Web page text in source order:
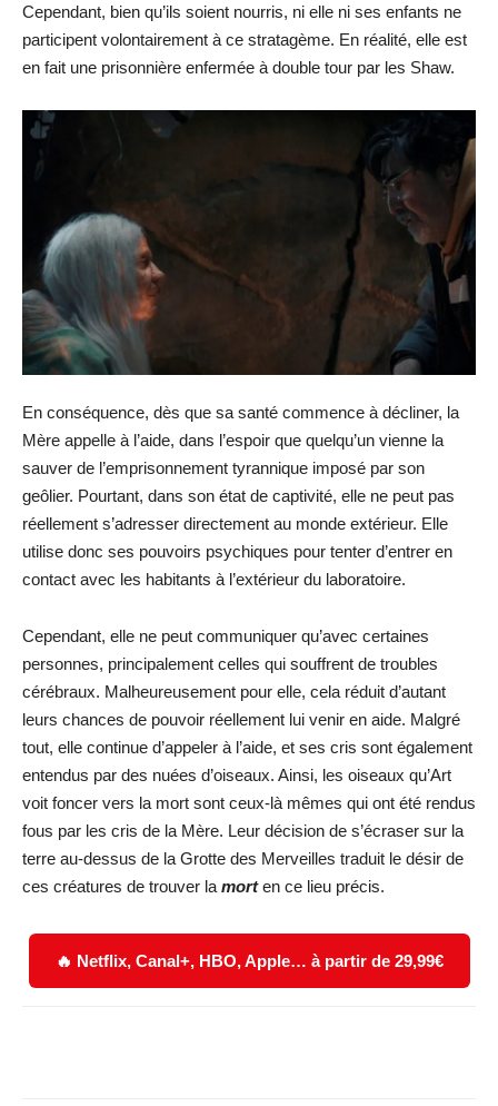
Cependant, bien qu’ils soient nourris, ni elle ni ses enfants ne
participent volontairement à ce stratagème. En réalité, elle est
en fait une prisonnière enfermée à double tour par les Shaw.
En conséquence, dès que sa santé commence à décliner, la
Mère appelle à l’aide, dans l’espoir que quelqu’un vienne la
sauver de l’emprisonnement tyrannique imposé par son
geôlier. Pourtant, dans son état de captivité, elle ne peut pas
réellement s’adresser directement au monde extérieur. Elle
utilise donc ses pouvoirs psychiques pour tenter d’entrer en
contact avec les habitants à l’extérieur du laboratoire.
Cependant, elle ne peut communiquer qu’avec certaines
personnes, principalement celles qui souffrent de troubles
cérébraux. Malheureusement pour elle, cela réduit d’autant
leurs chances de pouvoir réellement lui venir en aide. Malgré
tout, elle continue d’appeler à l’aide, et ses cris sont également
entendus par des nuées d’oiseaux. Ainsi, les oiseaux qu’Art
voit foncer vers la mort sont ceux-là mêmes qui ont été rendus
fous par les cris de la Mère. Leur décision de s’écraser sur la
terre au-dessus de la Grotte des Merveilles traduit le désir de
ces créatures de trouver la morten ce lieu précis.
🔥 Netflix, Canal+, HBO, Apple… à partir de 29,99€